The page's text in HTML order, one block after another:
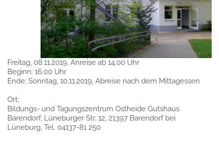
Freitag, 08.11.2019, Anreise ab 14.00 Uhr
Beginn: 16.00 Uhr
Ende: Sonntag, 10.11.2019, Abreise nach dem Mittagessen
Ort:
Bildungs- und Tagungszentrum Ostheide Gutshaus
Barendorf, Lüneburger Str. 12, 21397 Barendorf bei
Lüneburg, Tel. 04137-81 250